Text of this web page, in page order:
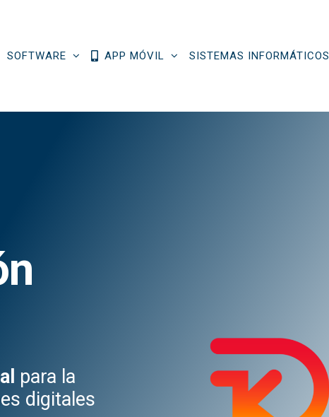
SOFTWARE APP MÓVIL SISTEMAS INFORMÁTICOS
para la
digitales